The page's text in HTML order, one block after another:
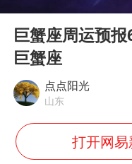
Play
巨蟹座周运预
巨蟹座
点点阳光
山东
打开网